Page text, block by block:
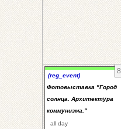
8
(reg_event)
Фотовыставка "Город
солнца. Архитектура
коммунизма."
all day